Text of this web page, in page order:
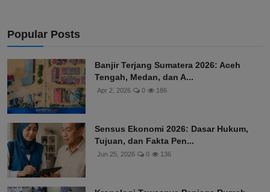
Popular Posts
Banjir Terjang Sumatera 2026: Aceh
Tengah, Medan, dan A...
Apr 2, 2026 0 186
Sensus Ekonomi 2026: Dasar Hukum,
Tujuan, dan Fakta Pen...
Jun 25, 2026 0 136